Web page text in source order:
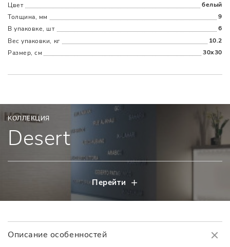
Цвет
белый
Толщина, мм
9
В упаковке, шт
6
Вес упаковки, кг
10.2
Размер, см
30x30
КОЛЛЕКЦИЯ
Desert
Перейти
Описание особенностей